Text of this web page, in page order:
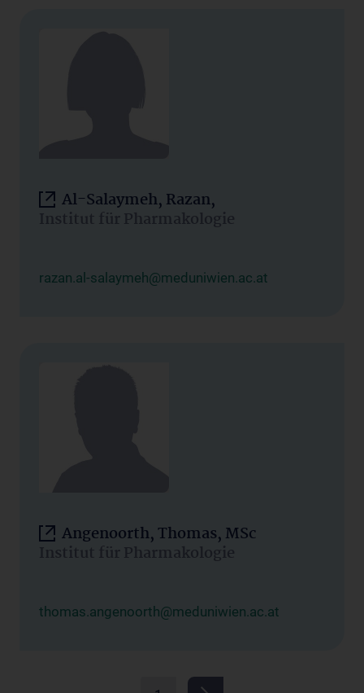
Al-Salaymeh, Razan,
Institut für Pharmakologie
razan.al-salaymeh@meduniwien.ac.at
Angenoorth, Thomas, MSc
Institut für Pharmakologie
thomas.angenoorth@meduniwien.ac.at